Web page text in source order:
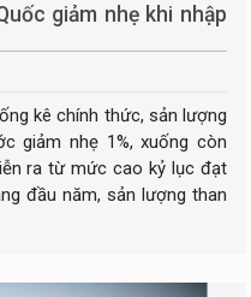
giảm nhẹ khi nhập
kê chính thức, sản lượng
giảm nhẹ 1%, xuống còn
ra từ mức cao kỷ lục đạt
đầu năm, sản lượng than